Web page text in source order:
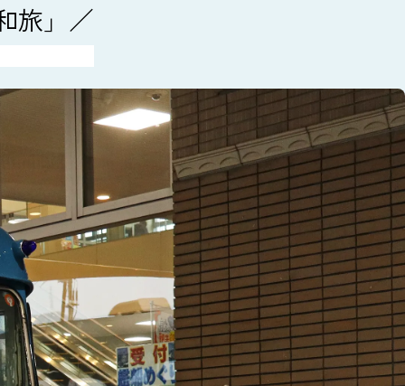
旅」／